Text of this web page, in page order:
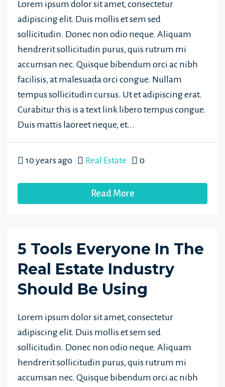
Lorem ipsum dolor sit amet, consectetur
adipiscing elit. Duis mollis et sem sed
sollicitudin. Donec non odio neque. Aliquam
hendrerit sollicitudin purus, quis rutrum mi
accumsan nec. Quisque bibendum orci ac nibh
facilisis, at malesuada orci congue. Nullam
tempus sollicitudin cursus. Ut et adipiscing erat.
Curabitur this is a text link libero tempus congue.
Duis mattis laoreet neque, et...
10 years ago Real Estate 0
Read More
5 Tools Everyone In The
Real Estate Industry
Should Be Using
Lorem ipsum dolor sit amet, consectetur
adipiscing elit. Duis mollis et sem sed
sollicitudin. Donec non odio neque. Aliquam
hendrerit sollicitudin purus, quis rutrum mi
accumsan nec. Quisque bibendum orci ac nibh